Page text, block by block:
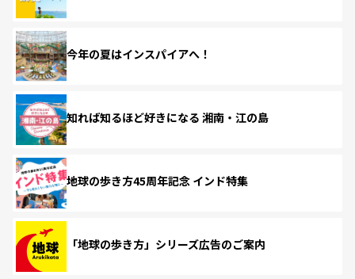
今年の夏はインスパイアへ！
知れば知るほど好きになる 湘南・江の島
地球の歩き方45周年記念 インド特集
「地球の歩き方」シリーズ広告のご案内